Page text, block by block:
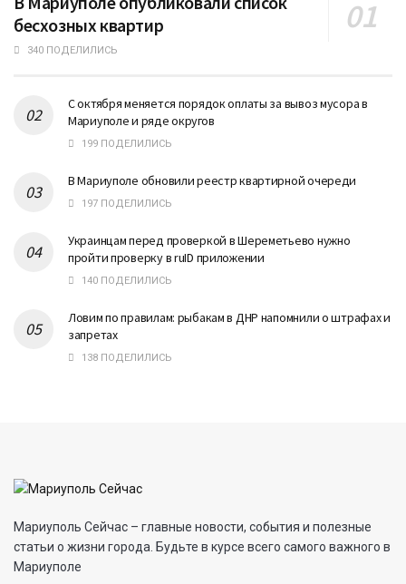
бесхозных квартир
340 ПОДЕЛИЛИСЬ
С октября меняется порядок оплаты за вывоз мусора в
Мариуполе и ряде округов
199 ПОДЕЛИЛИСЬ
В Мариуполе обновили реестр квартирной очереди
197 ПОДЕЛИЛИСЬ
Украинцам перед проверкой в Шереметьево нужно
пройти проверку в ruID приложении
140 ПОДЕЛИЛИСЬ
Ловим по правилам: рыбакам в ДНР напомнили о штрафах и
запретах
138 ПОДЕЛИЛИСЬ
Мариуполь Сейчас – главные новости, события и полезные
статьи о жизни города. Будьте в курсе всего самого важного в
Мариуполе